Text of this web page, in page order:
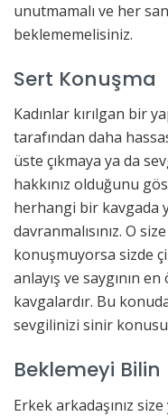
unutmamalı ve her
beklememelisiniz.
Sert Konuşma
Kadınlar kırılgan bir
tarafından daha
üste çıkmaya ya da
hakkınız olduğunu
herhangi bir kavgada
davranmalısınız. O
konuşmuyorsa sizde
anlayış ve saygının
kavgalardır. Bu
sevgilinizi sinir
Beklemeyi Bilin
Erkek arkadaşınız